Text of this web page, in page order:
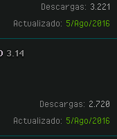
Descargas: 3.221
Actualizado: 5/Ago/2016
3.14
Descargas: 2.720
Actualizado: 5/Ago/2016